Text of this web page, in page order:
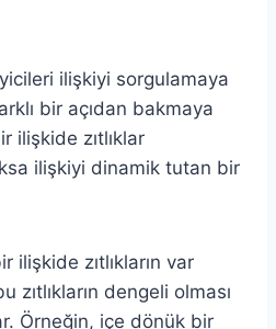
ilişkiyi sorgulamaya
bir açıdan bakmaya
ilişkide zıtlıklar
ilişkiyi dinamik tutan bir
ilişkide zıtlıkların var
zıtlıkların dengeli olması
Örneğin, içe dönük bir